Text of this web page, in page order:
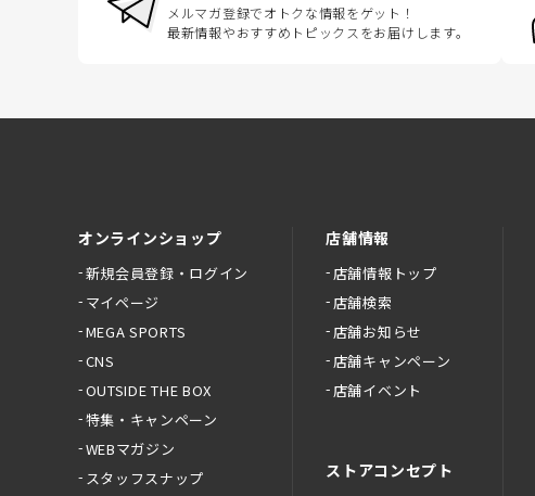
メルマガ登録でオトクな情報をゲット！
最新情報やおすすめトピックスをお届けします。
オンラインショップ
新規会員登録・ログイン
マイページ
MEGA SPORTS
CNS
OUTSIDE THE BOX
特集・キャンペーン
WEBマガジン
スタッフスナップ
店舗情報
店舗情報トップ
店舗検索
店舗お知らせ
店舗キャンペーン
店舗イベント
ストアコンセプト